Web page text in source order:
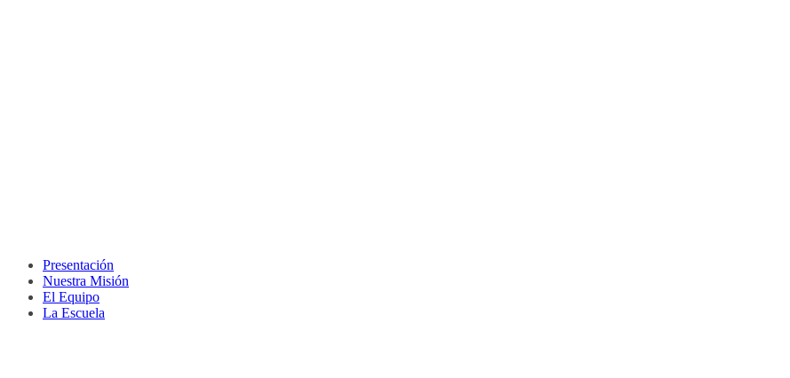
Presentación
Nuestra Misión
El Equipo
La Escuela